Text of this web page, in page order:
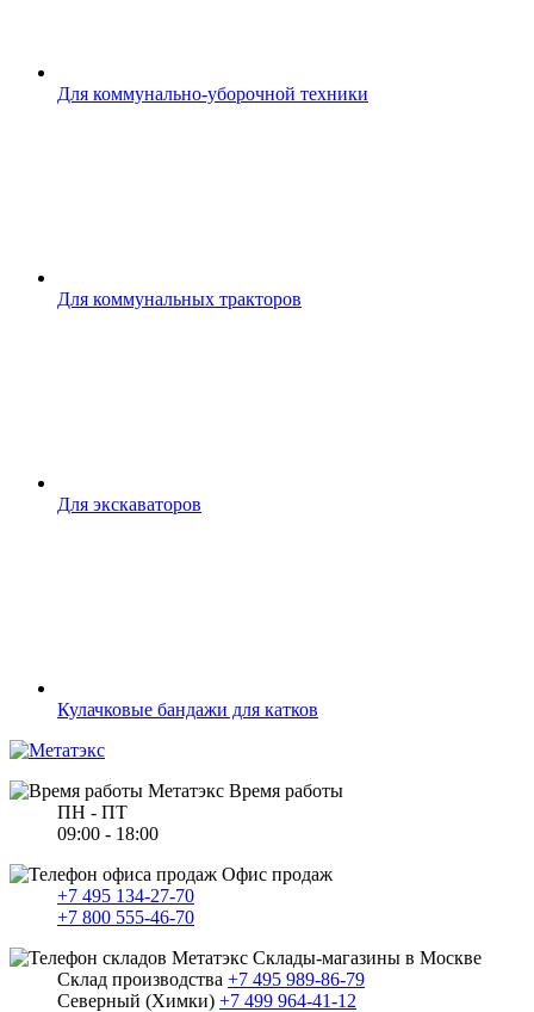
Для коммунально-уборочной техники
Для коммунальных тракторов
Для экскаваторов
Кулачковые бандажи для катков
Время работы
ПН - ПТ
09:00 - 18:00
Офис продаж
+7 495 134-27-70
+7 800 555-46-70
Склады-магазины в Москве
Склад производства +7 495 989-86-79
Северный (Химки) +7 499 964-41-12